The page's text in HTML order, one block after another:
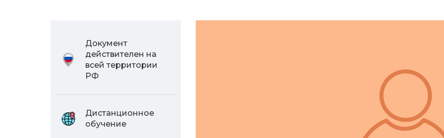
Документ
действителен на
всей территории
РФ
Дистанционное
обучение